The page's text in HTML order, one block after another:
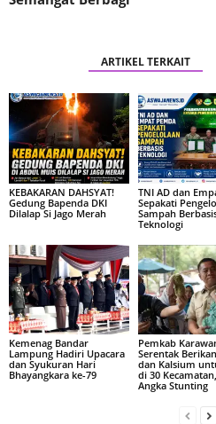
ARTIKEL TERKAIT
KEBAKARAN DAHSYAT!
Gedung Bapenda DKI
Dilalap Si Jago Merah
TNI AD dan
Sepakati
Sampah
Teknologi
Kemenag Bandar
Lampung Hadiri Upacara
dan Syukuran Hari
Bhayangkara ke-79
Pemkab
Serentak
dan Kalsium
di 30
Angka Stunting